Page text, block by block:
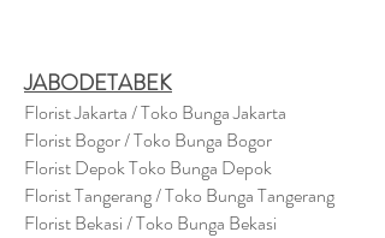
JABODETABEK
Florist Jakarta / Toko Bunga Jakarta
Florist Bogor / Toko Bunga Bogor
Florist Depok Toko Bunga Depok
Florist Tangerang / Toko Bunga Tangerang
Florist Bekasi / Toko Bunga Bekasi